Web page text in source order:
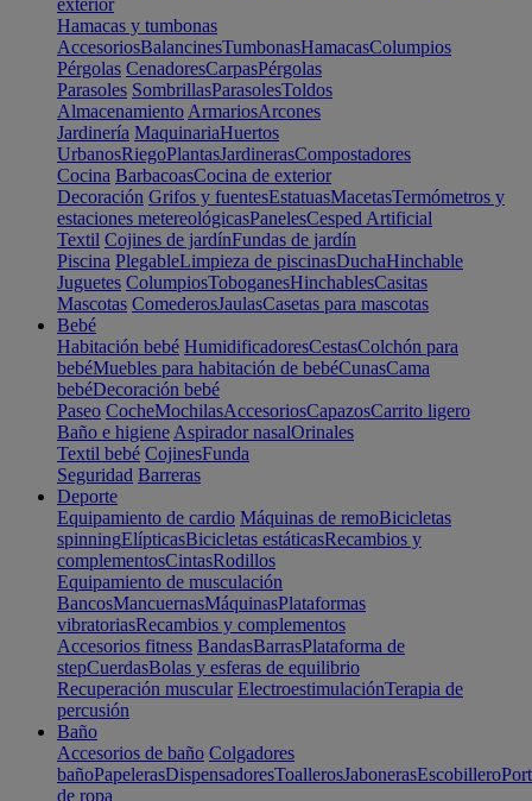
exterior
Hamacas y tumbonas
AccesoriosBalancinesTumbonasHamacasColumpios
Pérgolas CenadoresCarpasPérgolas
Parasoles SombrillasParasolesToldos
Almacenamiento ArmariosArcones
Jardinería MaquinariaHuertos
UrbanosRiegoPlantasJardinerasCompostadores
Cocina BarbacoasCocina de exterior
Decoración Grifos y fuentesEstatuasMacetasTermómetros y
estaciones metereológicasPanelesCesped Artificial
Textil Cojines de jardínFundas de jardín
Piscina PlegableLimpieza de piscinasDuchaHinchable
Juguetes ColumpiosToboganesHinchablesCasitas
Mascotas ComederosJaulasCasetas para mascotas
Bebé
Habitación bebé HumidificadoresCestasColchón para
bebéMuebles para habitación de bebéCunasCama
bebéDecoración bebé
Paseo CocheMochilasAccesoriosCapazosCarrito ligero
Baño e higiene Aspirador nasalOrinales
Textil bebé CojinesFunda
Seguridad Barreras
Deporte
Equipamiento de cardio Máquinas de remoBicicletas
spinningElípticasBicicletas estáticasRecambios y
complementosCintasRodillos
Equipamiento de musculación
BancosMancuernasMáquinasPlataformas
vibratoriasRecambios y complementos
Accesorios fitness BandasBarrasPlataforma de
stepCuerdasBolas y esferas de equilibrio
Recuperación muscular ElectroestimulaciónTerapia de
percusión
Baño
Accesorios de baño Colgadores
bañoPapelerasDispensadoresToallerosJabonerasEscobillero
de ropa